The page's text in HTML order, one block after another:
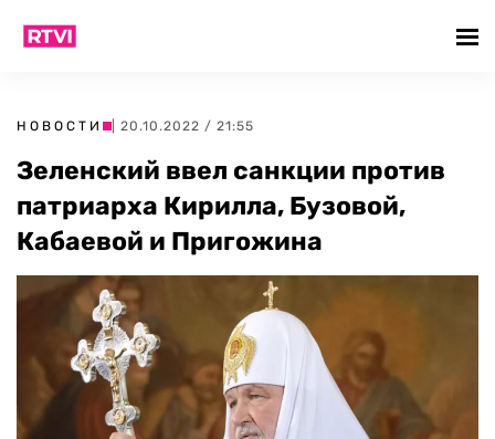
НОВОСТИ | 20.10.2022 / 21:55
Зеленский ввел санкции против
патриарха Кирилла, Бузовой,
Кабаевой и Пригожина